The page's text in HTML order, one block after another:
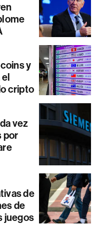
y
cripto
vez
por
de
de
juegos